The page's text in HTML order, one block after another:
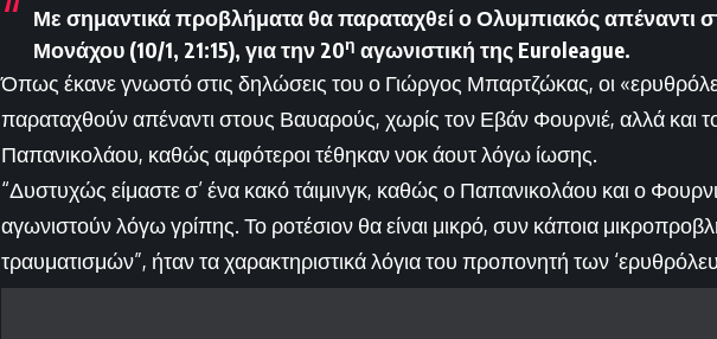
Με σημαντικά προβλήματα θα παραταχθεί ο Ολυμπιακός απέναντι
Μονάχου (10/1, 21:15), για την 20η αγωνιστική της Euroleague.
Όπως έκανε γνωστό στις δηλώσεις του ο Γιώργος Μπαρτζώκας, οι
παραταχθούν απέναντι στους Βαυαρούς, χωρίς τον Εβάν Φουρνιέ, αλλά και
Παπανικολάου, καθώς αμφότεροι τέθηκαν νοκ άουτ λόγω ίωσης.
“Δυστυχώς είμαστε σ’ ένα κακό τάιμινγκ, καθώς ο Παπανικολάου και ο
αγωνιστούν λόγω γρίπης. Το ροτέσιον θα είναι μικρό, συν κάποια
τραυματισμών”, ήταν τα χαρακτηριστικά λόγια του προπονητή των